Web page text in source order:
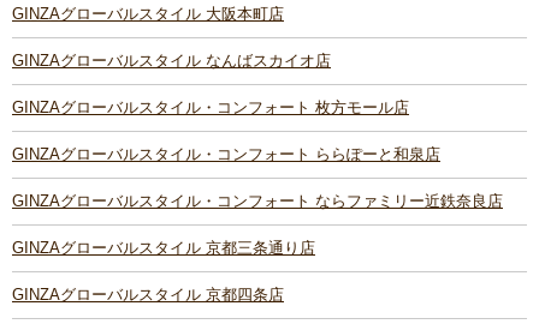
GINZAグローバルスタイル 大阪本町店
GINZAグローバルスタイル なんばスカイオ店
GINZAグローバルスタイル・コンフォート 枚方モール店
GINZAグローバルスタイル・コンフォート ららぽーと和泉店
GINZAグローバルスタイル・コンフォート ならファミリー近鉄奈良店
GINZAグローバルスタイル 京都三条通り店
GINZAグローバルスタイル 京都四条店